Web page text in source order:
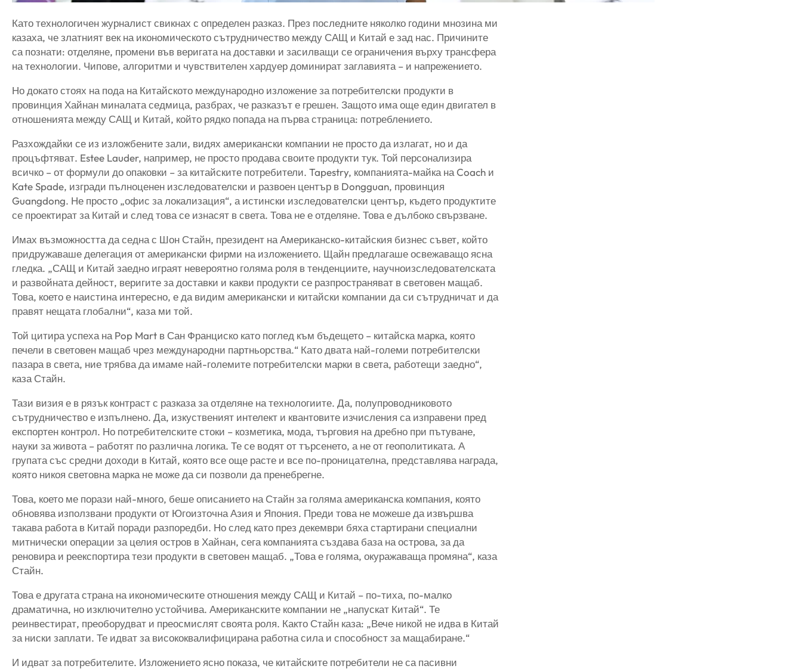
Като технологичен журналист свикнах с определен разказ. През последните няколко години мнозина ми
казаха, че златният век на икономическото сътрудничество между САЩ и Китай е зад нас. Причините
са познати: отделяне, промени във веригата на доставки и засилващи се ограничения върху трансфера
на технологии. Чипове, алгоритми и чувствителен хардуер доминират заглавията – и напрежението.
Но докато стоях на пода на Китайското международно изложение за потребителски продукти в
провинция Хайнан миналата седмица, разбрах, че разказът е грешен. Защото има още един двигател в
отношенията между САЩ и Китай, който рядко попада на първа страница: потреблението.
Разхождайки се из изложбените зали, видях американски компании не просто да излагат, но и да
процъфтяват. Estee Lauder, например, не просто продава своите продукти тук. Той персонализира
всичко – от формули до опаковки – за китайските потребители. Tapestry, компанията-майка на Coach и
Kate Spade, изгради пълноценен изследователски и развоен център в Dongguan, провинция
Guangdong. Не просто „офис за локализация“, а истински изследователски център, където продуктите
се проектират за Китай и след това се изнасят в света. Това не е отделяне. Това е дълбоко свързване.
Имах възможността да седна с Шон Стайн, президент на Американско-китайския бизнес съвет, който
придружаваше делегация от американски фирми на изложението. Щайн предлагаше освежаващо ясна
гледка. „САЩ и Китай заедно играят невероятно голяма роля в тенденциите, научноизследователската
и развойната дейност, веригите за доставки и какви продукти се разпространяват в световен мащаб.
Това, което е наистина интересно, е да видим американски и китайски компании да си сътрудничат и да
правят нещата глобални“, каза ми той.
Той цитира успеха на Pop Mart в Сан Франциско като поглед към бъдещето – китайска марка, която
печели в световен мащаб чрез международни партньорства.“ Като двата най-големи потребителски
пазара в света, ние трябва да имаме най-големите потребителски марки в света, работещи заедно“,
каза Стайн.
Тази визия е в рязък контраст с разказа за отделяне на технологиите. Да, полупроводниковото
сътрудничество е изпълнено. Да, изкуственият интелект и квантовите изчисления са изправени пред
експортен контрол. Но потребителските стоки – козметика, мода, търговия на дребно при пътуване,
науки за живота – работят по различна логика. Те се водят от търсенето, а не от геополитиката. А
групата със средни доходи в Китай, която все още расте и все по-проницателна, представлява награда,
която никоя световна марка не може да си позволи да пренебрегне.
Това, което ме порази най-много, беше описанието на Стайн за голяма американска компания, която
обновява използвани продукти от Югоизточна Азия и Япония. Преди това не можеше да извършва
такава работа в Китай поради разпоредби. Но след като през декември бяха стартирани специални
митнически операции за целия остров в Хайнан, сега компанията създава база на острова, за да
реновира и реекспортира тези продукти в световен мащаб. „Това е голяма, окуражаваща промяна“, каза
Стайн.
Това е другата страна на икономическите отношения между САЩ и Китай – по-тиха, по-малко
драматична, но изключително устойчива. Американските компании не „напускат Китай“. Те
реинвестират, преоборудват и преосмислят своята роля. Както Стайн каза: „Вече никой не идва в Китай
за ниски заплати. Те идват за висококвалифицирана работна сила и способност за мащабиране.“
И идват за потребителите. Изложението ясно показа, че китайските потребители не са пасивни